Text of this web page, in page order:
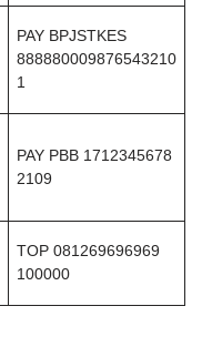
PAY BPJSTKES
888880009876543210
1
PAY PBB 1712345678
2109
TOP 081269696969
100000